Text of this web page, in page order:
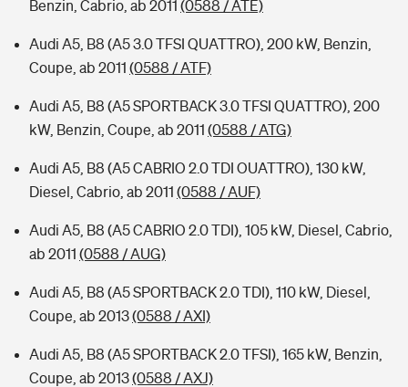
Benzin, Cabrio, ab 2011 (0588 / ATE)
Audi A5, B8 (A5 3.0 TFSI QUATTRO), 200 kW, Benzin,
Coupe, ab 2011 (0588 / ATF)
Audi A5, B8 (A5 SPORTBACK 3.0 TFSI QUATTRO), 200
kW, Benzin, Coupe, ab 2011 (0588 / ATG)
Audi A5, B8 (A5 CABRIO 2.0 TDI OUATTRO), 130 kW,
Diesel, Cabrio, ab 2011 (0588 / AUF)
Audi A5, B8 (A5 CABRIO 2.0 TDI), 105 kW, Diesel, Cabrio,
ab 2011 (0588 / AUG)
Audi A5, B8 (A5 SPORTBACK 2.0 TDI), 110 kW, Diesel,
Coupe, ab 2013(0588 / AXI)
Audi A5, B8 (A5 SPORTBACK 2.0 TFSI), 165 kW, Benzin,
Coupe, ab 2013(0588 / AXJ)